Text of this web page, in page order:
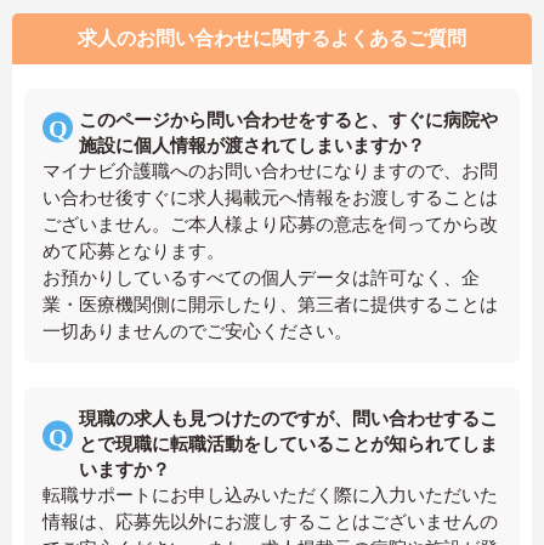
求人のお問い合わせに関するよくあるご質問
このページから問い合わせをすると、すぐに病院や
施設に個人情報が渡されてしまいますか？
マイナビ介護職へのお問い合わせになりますので、お問
い合わせ後すぐに求人掲載元へ情報をお渡しすることは
ございません。ご本人様より応募の意志を伺ってから改
めて応募となります。
お預かりしているすべての個人データは許可なく、企
業・医療機関側に開示したり、第三者に提供することは
一切ありませんのでご安心ください。
現職の求人も見つけたのですが、問い合わせするこ
とで現職に転職活動をしていることが知られてしま
いますか？
転職サポートにお申し込みいただく際に入力いただいた
情報は、応募先以外にお渡しすることはございませんの